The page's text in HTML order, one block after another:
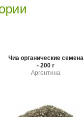
Чиа органические семена
- 200 г
Аргентина